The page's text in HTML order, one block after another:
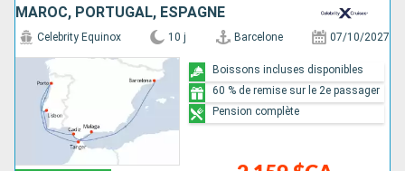
MAROC, PORTUGAL, ESPAGNE
Celebrity Equinox 10 j Barcelone 07/10/2027
Boissons incluses disponibles
60 % de remise sur le 2e passager
Pension complète